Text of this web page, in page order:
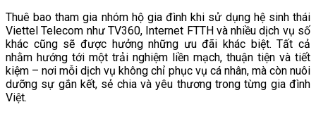
Thuê bao tham gia nhóm hộ gia đình khi sử dụng hệ sinh thái
Viettel Telecom như TV360, Internet FTTH và nhiều dịch vụ số
khác cũng sẽ được hưởng những ưu đãi khác biệt. Tất cả
nhằm hướng tới một trải nghiệm liền mạch, thuận tiện và tiết
kiệm – nơi mỗi dịch vụ không chỉ phục vụ cá nhân, mà còn nuôi
dưỡng sự gắn kết, sẻ chia và yêu thương trong từng gia đình
Việt.